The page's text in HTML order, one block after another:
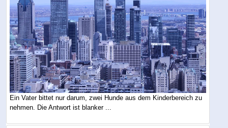
Ein Vater bittet nur darum, zwei Hunde aus dem Kinderbereich zu
nehmen. Die Antwort ist blanker ...